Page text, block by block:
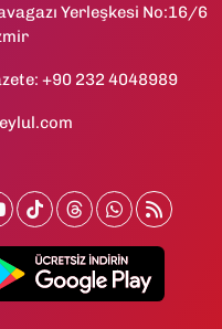
Yerleşkesi No:16/6
+90 232 4048989